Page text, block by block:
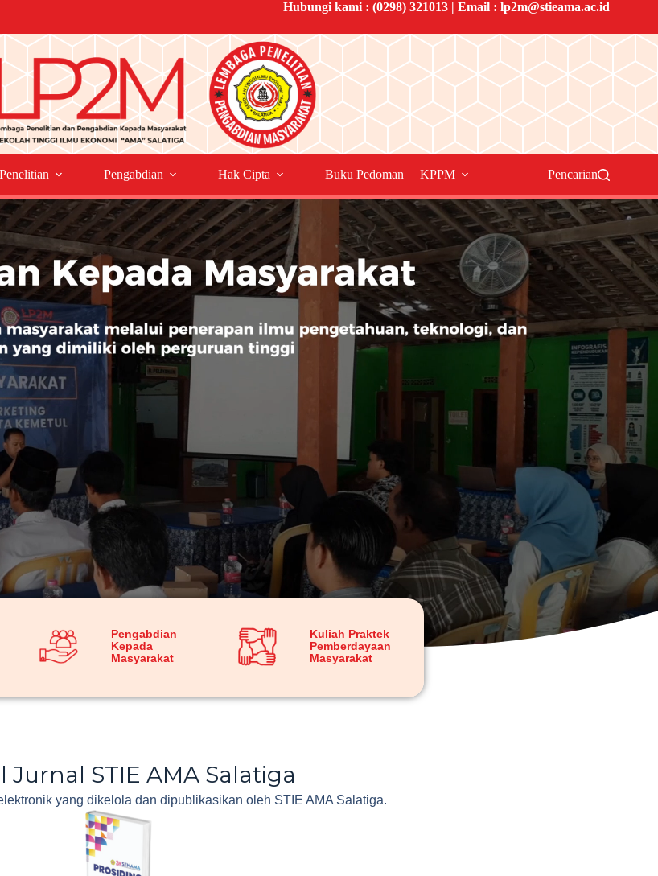
Hubungi kami : (0298) 321013 | Email : lp2m@stieama.ac.id
Penelitian Pengabdian Hak Cipta Buku Pedoman KPPM Pencarian
Pengabdian
Kepada
Masyarakat
Kuliah Praktek
Pemberdayaan
Masyarakat
Jurnal STIE AMA Salatiga
yang dikelola dan dipublikasikan oleh STIE AMA Salatiga.